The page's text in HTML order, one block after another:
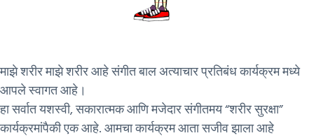
माझे शरीर माझे शरीर आहे संगीत बाल अत्याचार प्रतिबंध कार्यक्रम मध्ये
आपले स्वागत आहे।
हा सर्वात यशस्वी, सकारात्मक आणि मजेदार संगीतमय “शरीर सुरक्षा”
कार्यक्रमांपैकी एक आहे. आमचा कार्यक्रम आता सजीव झाला आहे